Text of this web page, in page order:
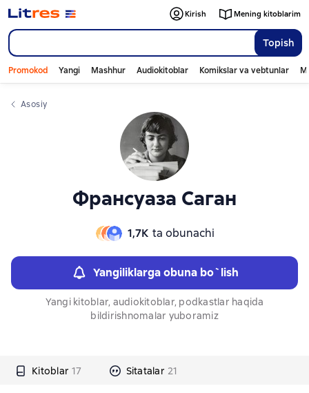
Topish
Kirish Mening kitoblarim
Promokod Yangi Mashhur Audiokitoblar Komikslar va vebtunlar
Asosiy
Франсуаза Саган
1,7К ta obunachi
Yangiliklarga obuna bo`lish
Yangi kitoblar, audiokitoblar, podkastlar haqida
bildirishnomalar yuboramiz
Kitoblar 17 Sitatalar 21
Слайдер с книгами
Слайдер с книгами